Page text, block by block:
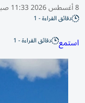
8 أغسطس 2026 11:33 صباحًا
دقائق القراءة - 1
استمع دقائق القراءة - 1